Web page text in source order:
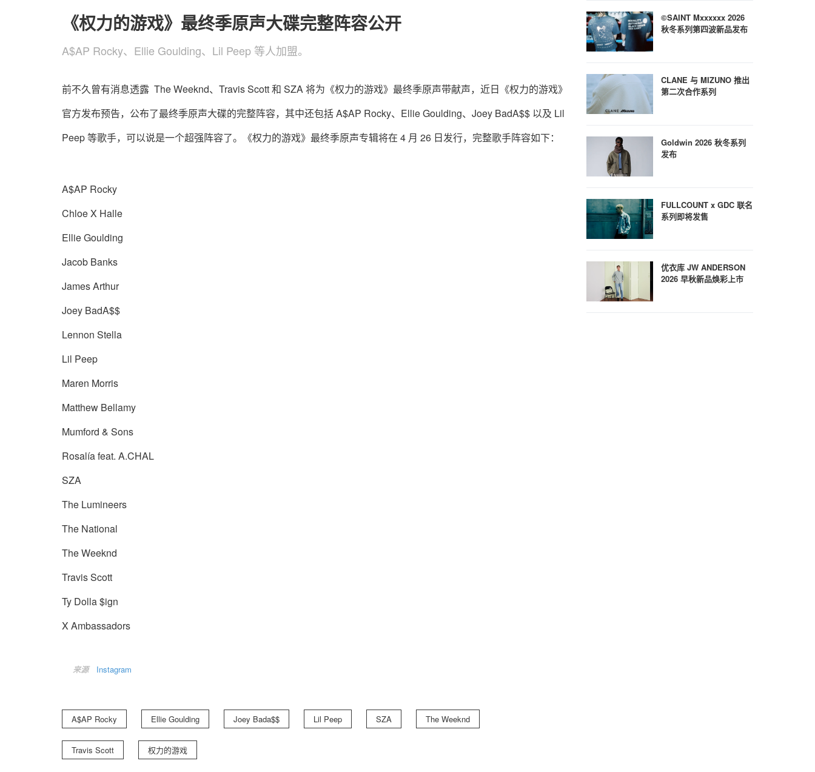
《权力的游戏》最终季原声大碟完整阵容公开
A$AP Rocky、Ellie Goulding、Lil Peep 等人加盟。
前不久曾有消息透露 The Weeknd、Travis Scott 和 SZA 将为《权力的游戏》最终季原声带献声，近日《权力的游戏》
官方发布预告，公布了最终季原声大碟的完整阵容，其中还包括 A$AP Rocky、Ellie Goulding、Joey BadA$$ 以及 Lil
Peep 等歌手，可以说是一个超强阵容了。《权力的游戏》最终季原声专辑将在 4 月 26 日发行，完整歌手阵容如下：
A$AP Rocky
Chloe X Halle
Ellie Goulding
Jacob Banks
James Arthur
Joey BadA$$
Lennon Stella
Lil Peep
Maren Morris
Matthew Bellamy
Mumford & Sons
Rosalía feat. A.CHAL
SZA
The Lumineers
The National
The Weeknd
Travis Scott
Ty Dolla $ign
X Ambassadors
来源 Instagram
A$AP Rocky Ellie Goulding Joey Bada$$ Lil Peep SZA The Weeknd
Travis Scott 权力的游戏
©SAINT Mxxxxxx 2026
秋冬系列第四波新品发布
CLANE 与 MIZUNO 推出
第二次合作系列
Goldwin 2026 秋冬系列
发布
FULLCOUNT x GDC 联名
系列即将发售
优衣库 JW ANDERSON
2026 早秋新品焕彩上市